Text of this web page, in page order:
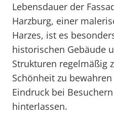
Lebensdauer der
Harzburg, einer
Harzes, ist es
historischen Gebäude
Strukturen regelmäßig
Schönheit zu
Eindruck bei
hinterlassen.